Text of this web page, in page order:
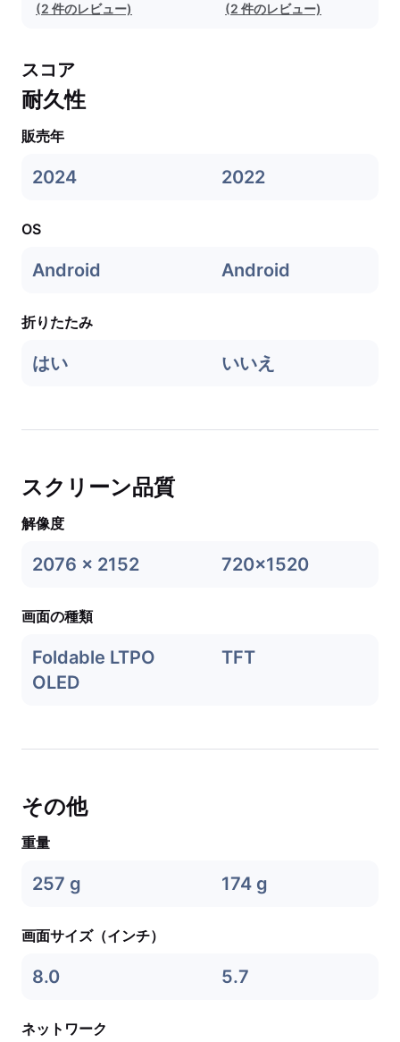
(2 件のレビュー)
(2 件のレビュー)
スコア
耐久性
販売年
2024 2022
OS
Android Android
折りたたみ
はい いいえ
スクリーン品質
解像度
2076 x 2152 720x1520
画面の種類
Foldable LTPO
OLED
TFT
その他
重量
257 g 174 g
画面サイズ（インチ）
8.0 5.7
ネットワーク